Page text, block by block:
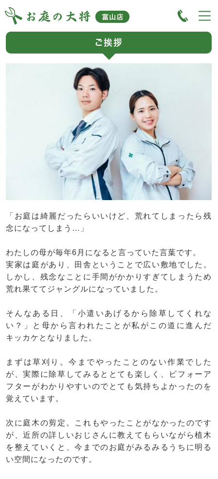
ご挨拶
「お庭は綺麗だったらいいけど、荒れてしまったら残
念になってしまう…」
わたしの母が毎年6月になると言っていた言葉です。
実家は庭があり、田舎ということで広い敷地でした。
しかし、残念なことに手間がかかりすぎてしまうため
荒れ果ててジャングルになっていました。
そんなある日、「小遣いあげるから除草してくれな
い？」と母から言われたことが私がこの道に進んだ
キッカケとなりました。
まずは草刈り。今までやったことのない作業でした
が、実際に除草してみるととても楽しく、ビフォーア
フターがわかりやすいのでとても気持ちよかったのを
覚えています。
次に庭木の剪定。これもやったことがなかったのです
が、近所の詳しいおじさんに教えてもらいながら植木
を整えていくと、今までのお庭がみるみるうちに明る
い空間になったのです。